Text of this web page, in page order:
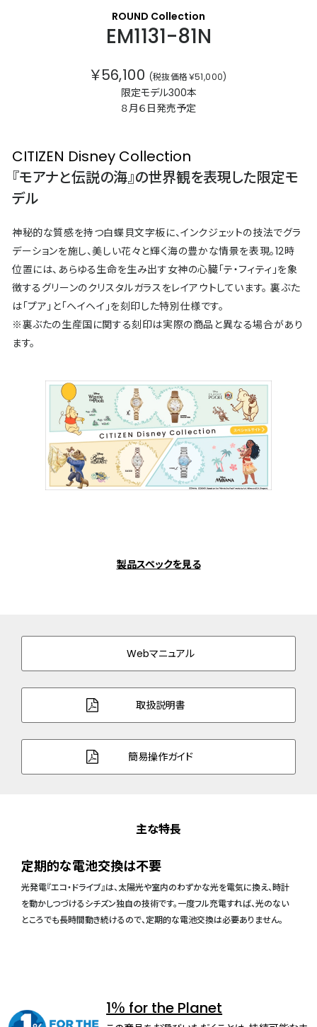
ROUND Collection
EM1131-81N
￥56,100 (税抜価格￥51,000)
限定モデル300本
８月６日発売予定
CITIZEN Disney Collection
『モアナと伝説の海』の世界観を表現した限定モ
デル
神秘的な質感を持つ白蝶貝文字板に、インクジェットの技法でグラ
デーションを施し、美しい花々と輝く海の豊かな情景を表現。12時
位置には、あらゆる生命を生み出す女神の心臓「テ・フィティ」を象
徴するグリーンのクリスタルガラスをレイアウトしています。 裏ぶた
は「プア」と「ヘイヘイ」を刻印した特別仕様です。
※裏ぶたの生産国に関する刻印は実際の商品と異なる場合があり
ます。
製品スペックを見る
Webマニュアル
取扱説明書
簡易操作ガイド
主な特長
定期的な電池交換は不要
光発電『エコ・ドライブ』は、太陽光や室内のわずかな光を電気に換え、時計
を動かしつづけるシチズン独自の技術です。一度フル充電すれば、光のない
ところでも長時間動き続けるので、定期的な電池交換は必要ありません。
1％ for the Planet